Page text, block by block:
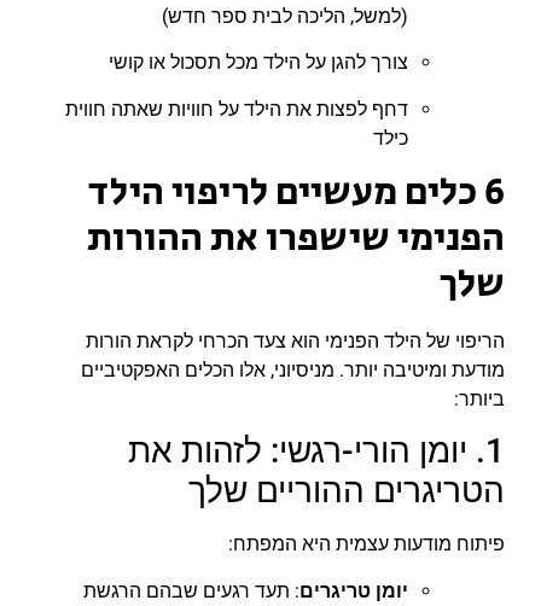
(למשל, הליכה לבית ספר חדש)
צורך להגן על הילד מכל תסכול או קושי
דחף לפצות את הילד על חוויות שאתה חווית
כילד
6 כלים מעשיים לריפוי הילד
הפנימי שישפרו את ההורות
שלך
הריפוי של הילד הפנימי הוא צעד הכרחי לקראת הורות
מודעת ומיטיבה יותר. מניסיוני, אלו הכלים האפקטיביים
ביותר:
1. יומן הורי-רגשי: לזהות את
הטריגרים ההוריים שלך
פיתוח מודעות עצמית היא המפתח:
יומן טריגרים: תעד רגעים שבהם הרגשת